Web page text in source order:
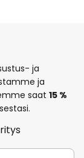
ja
ja
saat 15 %